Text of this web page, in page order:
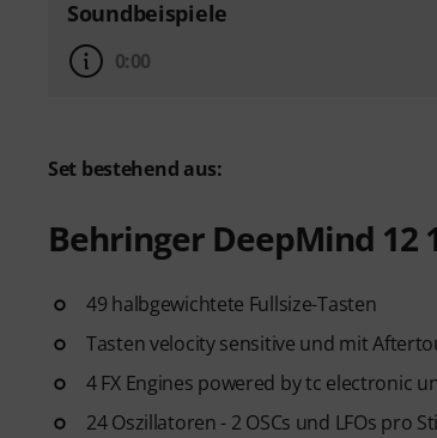
Soundbeispiele
0:00
Set bestehend aus:
Behringer DeepMind 12
49 halbgewichtete Fullsize-Tasten
Tasten velocity sensitive und mit
4 FX Engines powered by tc electronic
24 Oszillatoren - 2 OSCs und LFOs pro